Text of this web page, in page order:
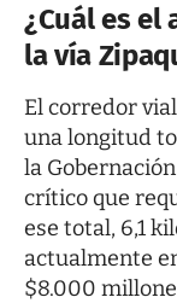
¿Cuál es el
la vía
El corredor
una longitud
la
crítico que
ese total, 6,1
actualmente
$8.000